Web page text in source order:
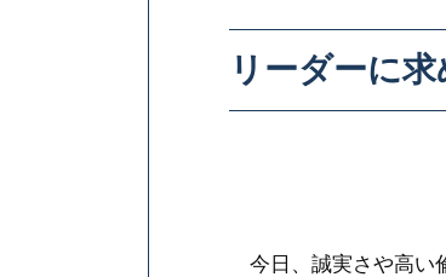
リーダーに
今日、誠実さや高い